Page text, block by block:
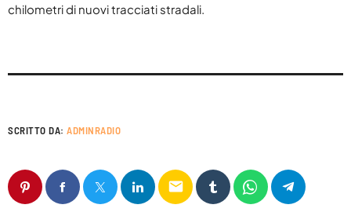
chilometri di nuovi tracciati stradali.
SCRITTO DA:ADMINRADIO
email